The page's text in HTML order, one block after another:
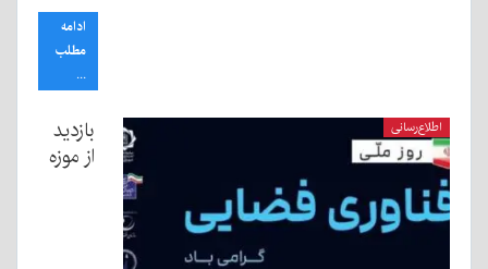
ادامه
مطلب
...
اطلاع‌رسانی
بازدید
از موزه